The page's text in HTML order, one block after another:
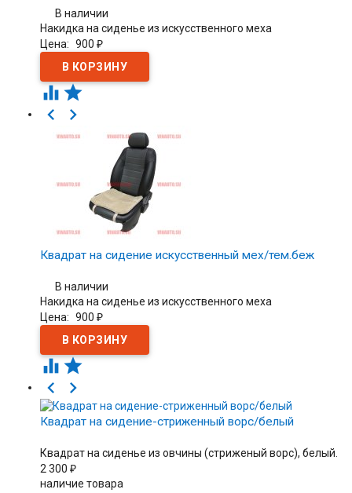
В наличии
Накидка на сиденье из искусственного меха
Цена: 900 ₽
 


Квадрат на сидение искусственный мех/тем.беж
В наличии
Накидка на сиденье из искусственного меха
Цена: 900 ₽
 


Квадрат на сидение-стриженный ворс/белый
Квадрат на сиденье из овчины (стриженый ворс), белый.
2 300 ₽
наличие товара